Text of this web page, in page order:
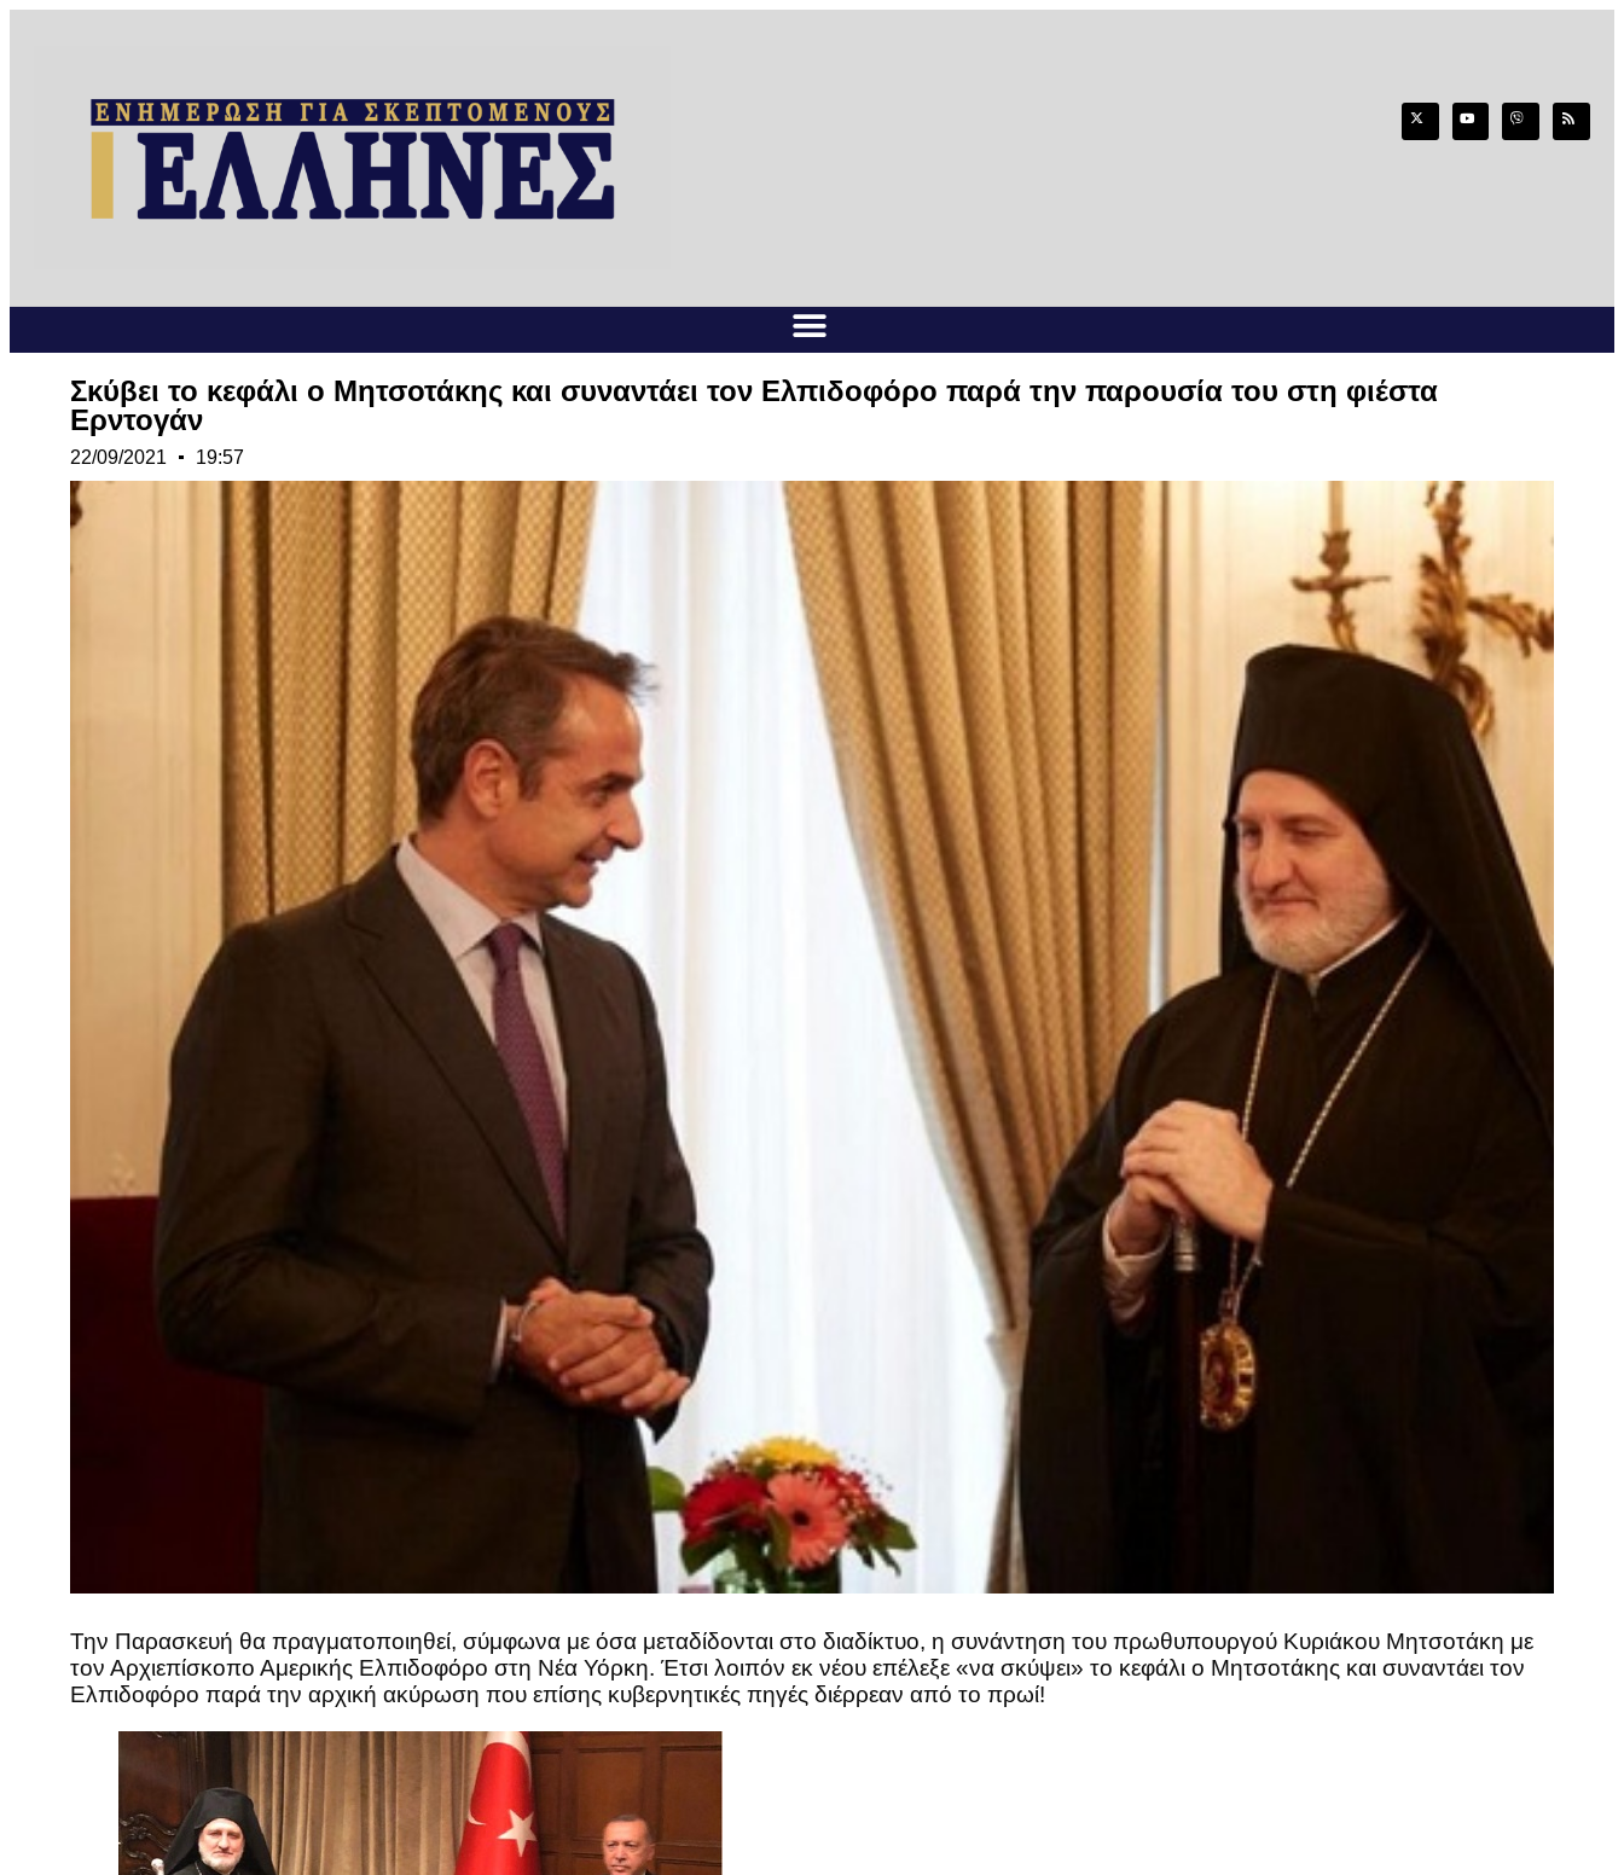
Σκύβει το κεφάλι ο Μητσοτάκης και συναντάει τον Ελπιδοφόρο παρά την παρουσία του στη φιέστα
Ερντογάν
22/09/2021 19:57
Την Παρασκευή θα πραγματοποιηθεί, σύμφωνα με όσα μεταδίδονται στο διαδίκτυο, η συνάντηση του πρωθυπουργού Κυριάκου Μητσοτάκη με
τον Αρχιεπίσκοπο Αμερικής Ελπιδοφόρο στη Νέα Υόρκη. Έτσι λοιπόν εκ νέου επέλεξε «να σκύψει» το κεφάλι ο Μητσοτάκης και συναντάει τον
Ελπιδοφόρο παρά την αρχική ακύρωση που επίσης κυβερνητικές πηγές διέρρεαν από το πρωί!